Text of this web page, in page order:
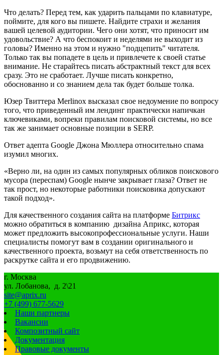
Что делать? Перед тем, как ударить пальцами по клавиатуре,
поймите, для кого вы пишете. Найдите страхи и желания
вашей целевой аудитории. Чего они хотят, что приносит им
удовольствие? А что беспокоит и неделями не выходит из
головы? Именно на этом и нужно "подцепить" читателя.
Только так вы попадете в цель и привлечете к своей статье
внимание. Не старайтесь писать абстрактный текст для всех
сразу. Это не сработает. Лучше писать конкретно,
обоснованно и со знанием дела так будет больше толка.
Юзер Твиттера Merlinox высказал свое недоумение по вопросу
того, что приведенный им лендинг практически напичкан
ключевиками, вопреки правилам поисковой системы, но все
так же занимает основные позиции в SERP.
Ответ адепта Google Джона Мюллера относительно спама
изумил многих.
«Верно ли, на один из самых популярных обликов поискового
мусора (переспам) Google нынче закрывает глаза? Ответ не
так прост, но некоторые работники поисковика допускают
такой подход».
Для качественного создания сайта на платформе Битрикс
можно обратиться в компанию дизайна Априкс, которая
может предложить высокопрофессиональные услуги. Наши
специалисты помогут вам в создании оригинального и
качественного проекта, возьмут на себя ответственность по
раскрутке сайта и его продвижению.
г. Москва
ул. Лобанова, д. 2\21
site@aprix.ru
+7 (499) 677-5629
Наши партнеры
Вакансии
Композитный сайт
Документация
Правовые документы